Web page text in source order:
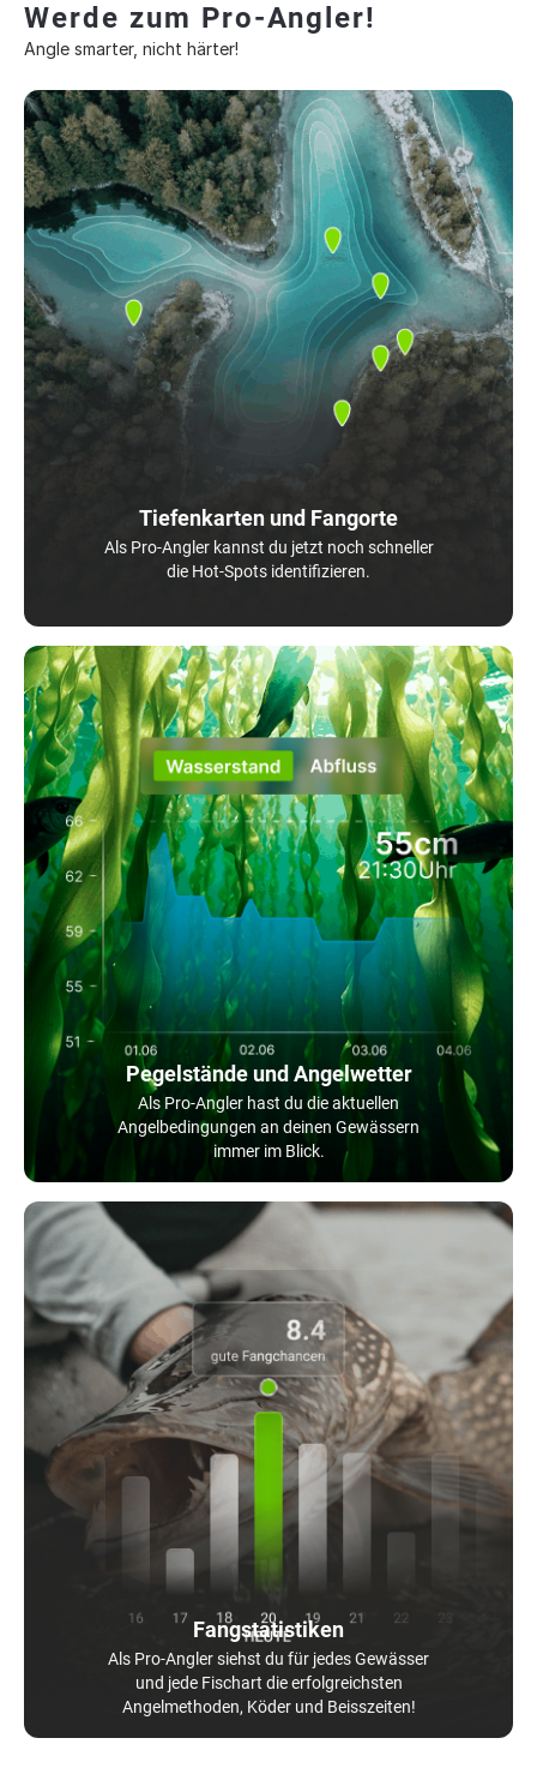
Werde zum Pro-Angler!
Angle smarter, nicht härter!
Tiefenkarten und Fangorte
Als Pro-Angler kannst du jetzt noch schneller
die Hot-Spots identifizieren.
Pegelstände und Angelwetter
Als Pro-Angler hast du die aktuellen
Angelbedingungen an deinen Gewässern
immer im Blick.
Fangstatistiken
Als Pro-Angler siehst du für jedes Gewässer
und jede Fischart die erfolgreichsten
Angelmethoden, Köder und Beisszeiten!